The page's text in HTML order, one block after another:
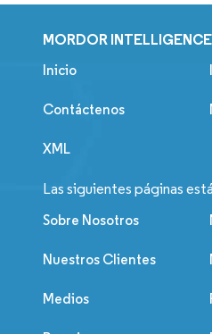
MORDOR INTELLIGENCE
Inicio
Contáctenos
XML
Las siguientes páginas
Sobre Nosotros
Nuestros Clientes
Medios